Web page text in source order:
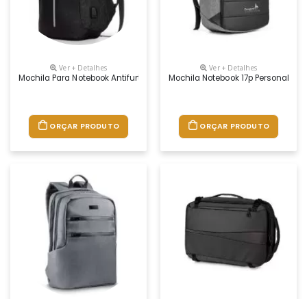
Ver + Detalhes
Mochila Para Notebook Antifurto Personalizada
ORÇAR PRODUTO
Ver + Detalhes
Mochila Notebook 17p
ORÇAR PRODUTO